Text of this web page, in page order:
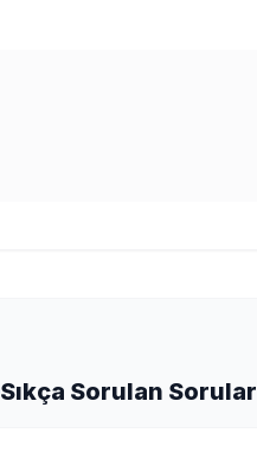
Sıkça Sorulan Sorular